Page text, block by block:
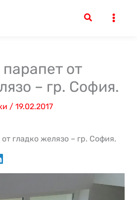
от
– гр. София.
/ 19.02.2017
гладко желязо – гр. София.